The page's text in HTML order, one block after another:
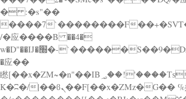
� :�s"��
����7`��������F
/�应����B ��4�
w�D"��IJ�׭�-`������S��9�Dr�ji��EJ߅��gJ
�应��
矁[��x�ZM~�n"��IB؃��!'����Тѕ��+��(m��I
K�ʭ�/|��ϐܢ��F[��x�ZMz�G�� %嬩